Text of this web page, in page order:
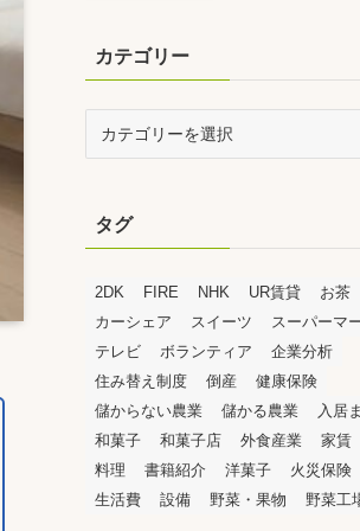
カテゴリー
ータグ
2DK FIRE NHK UR賃貸
お茶
カーシェア
スイーツ
スーパーマ
テレビ
ボランティア
企業分析
住み替え制度
倒産
健康保険
儲からない農業
儲かる農業
入居
和菓子
和菓子店 外食産業 家賃
料理
書籍紹介 洋菓子 火災保険
生活費
設備 野菜・果物 野菜工